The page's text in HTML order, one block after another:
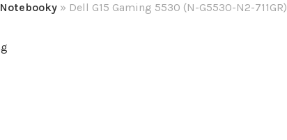
Notebooky » Dell G15 Gaming 5530 (N-G5530-N2-711GR)